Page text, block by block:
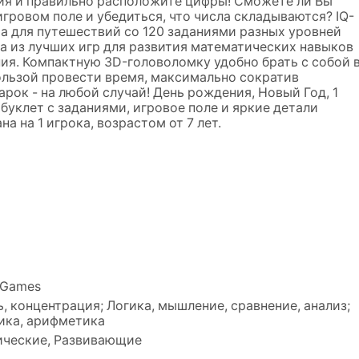
поле и убедиться, что числа складываются? IQ-
для путешествий со 120 заданиями разных уровней
лучших игр для развития математических навыков
Компактную 3D-головоломку удобно брать с собой
провести время, максимально сократив
- на любой случай! День рождения, Новый Год, 1
с заданиями, игровое поле и яркие детали
на 1 игрока, возрастом от 7 лет.
концентрация; Логика, мышление, сравнение, анализ;
арифметика
Развивающие